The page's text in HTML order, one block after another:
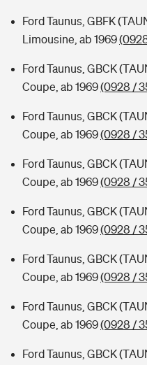
Ford Taunus, GBFK
Limousine, ab 1969
Ford Taunus, GBCK
Coupe, ab 1969(0928 /
Ford Taunus, GBCK
Coupe, ab 1969(0928 /
Ford Taunus, GBCK
Coupe, ab 1969(0928 /
Ford Taunus, GBCK
Coupe, ab 1969(0928 /
Ford Taunus, GBCK
Coupe, ab 1969(0928 /
Ford Taunus, GBCK
Coupe, ab 1969(0928 /
Ford Taunus, GBCK